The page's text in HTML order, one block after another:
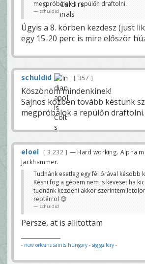
megpróbálok a repülőn draftolni.
schuldid
Úgyis a 8. körben kezdesz (just
egy 15-20 perc is mire először
schuldid 357
Köszönöm mindenkinek!
Sajnos közben tovább késtünk
megpróbálok a repülőn draftolni.
eloel 3 232
— Hard working. Alpha
Jackhammer.
Tudnánk esetleg egy fél órával késöbb
Késni fog a gépem nem is keveset ha
tudnánk kezdeni akkor szerintem
reptérröl 😊
schuldid
Persze, at is allitottam
- new orleans saints hungary - sig gallery -